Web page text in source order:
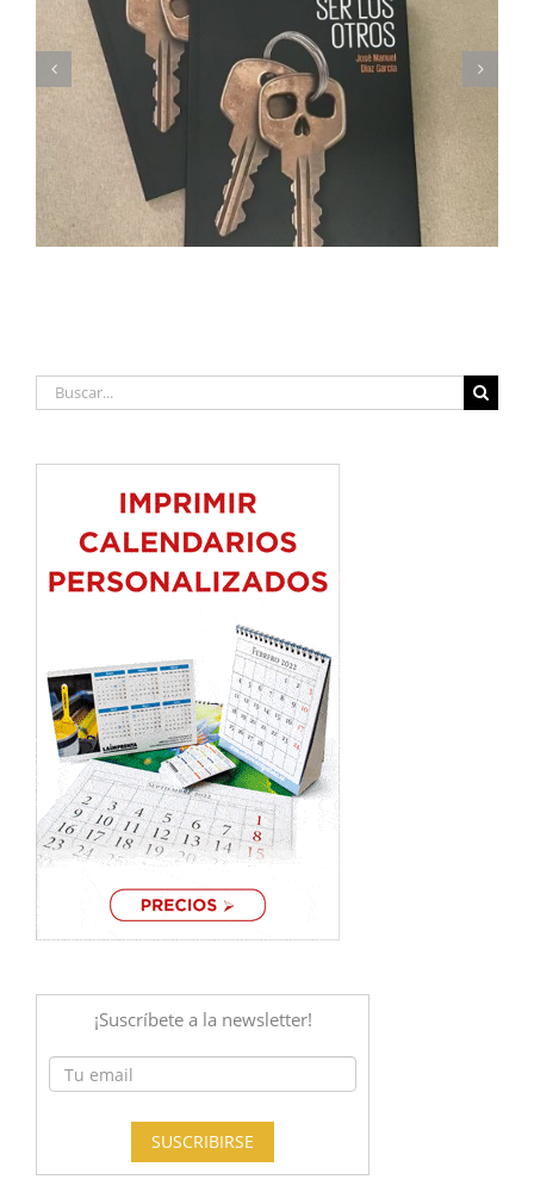
Imprimimos Proscripti, la nueva novela de Ian S.
Martin
Buscar: